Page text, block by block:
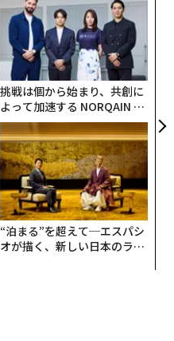
挑戦は個から始まり、共創に
よって加速する NORQAIN JA
PAN 特別座談会
“泊まる”を超えて─エスパシ
オが描く、新しい日本のラグ